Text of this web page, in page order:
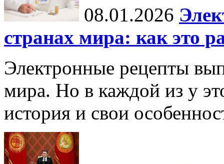
08.01.2026
странах мира: как это
Электронные рецепты
мира. Но в каждой из у
история и свои